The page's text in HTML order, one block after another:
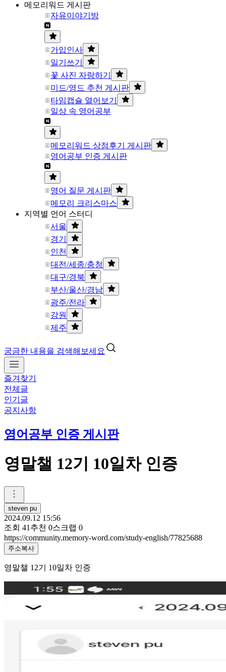
메모리워드 게시판
자유이야기방
가입인사
일기쓰기
꽃 사진 자랑하기
미드/영드 추천 게시판
타임캡슐 열어보기
일상 속 영어공부
메모리워드 상점후기 게시판
영어공부 인증 게시판
영어 질문 게시판
메모리 크리스마스
지역별 언어 스터디
서울
경기
인천
대전/세종/충청
대구/경북
부산/울산/경남
광주/전라
강원
제주
궁금한 내용을 검색해보세요
즐겨찾기
전체글
인기글
공지사항
영어공부 인증 게시판
영말챌 12기 10일차 인증
steven pu
2024.09.12 15:56
조회 41 추천 0스크랩 0
https://community.memory-word.com/study-english/77825688
주소복사
영말챌 12기 10일차 인증